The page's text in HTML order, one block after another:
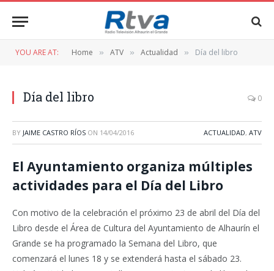
YOU ARE AT: Home » ATV » Actualidad » Día del libro
Día del libro 0
BY JAIME CASTRO RÍOS ON 14/04/2016 ACTUALIDAD, ATV
El Ayuntamiento organiza múltiples
actividades para el Día del Libro
Con motivo de la celebración el próximo 23 de abril del Día del
Libro desde el Área de Cultura del Ayuntamiento de Alhaurín el
Grande se ha programado la Semana del Libro, que
comenzará el lunes 18 y se extenderá hasta el sábado 23.